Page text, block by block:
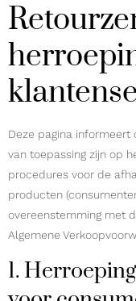
Deze pagina informeert
van toepassing zijn op
procedures voor de
producten
overeenstemming met
Algemene
1.